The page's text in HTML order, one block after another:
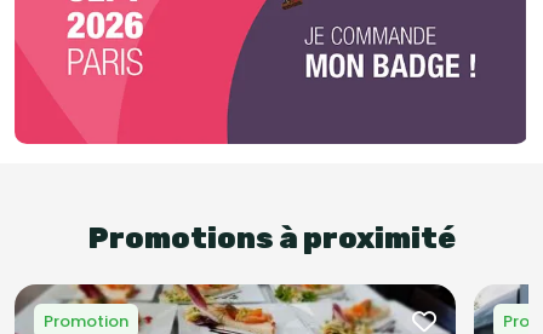
Promotions à proximité
Promotion